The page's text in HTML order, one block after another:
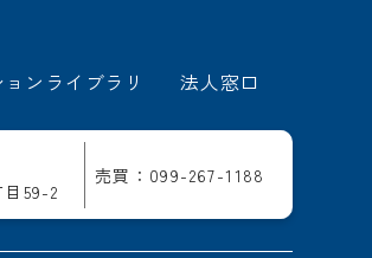
ンライブラリ 法人窓口
59-2
売買：099-267-1188